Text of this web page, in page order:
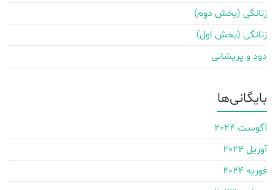
زنانگی (بخش دوم)
زنانگی (بخش اول)
دود و پریشانی
بایگانی‌ها
آگوست 2024
آوریل 2024
فوریه 2024